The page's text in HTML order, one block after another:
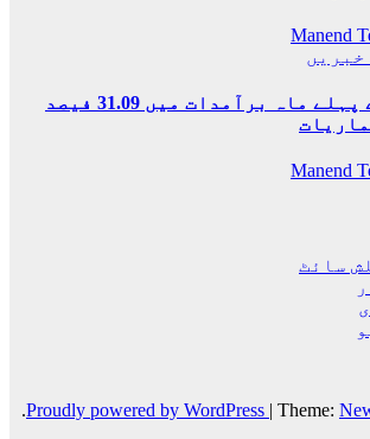
Manend
خبریں
نئے مالی سال کے پہلے ماہ برآمدات میں 31.09 فیصد
Manend
سائٹ
Proudly powered by WordPress | Theme:
.